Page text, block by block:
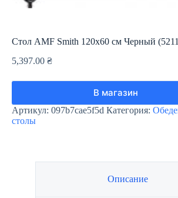
Стол AMF Smith 120х60 см Черный
5,397.00 ₴
В магазин
Артикул: 097b7cae5f5d Категория:
столы
Описание